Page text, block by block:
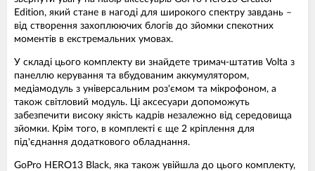
Edition, який стане в нагоді для широкого спектру завдань –
від створення захоплюючих блогів до зйомки спекотних
моментів в екстремальних умовах.
У складі цього комплекту ви знайдете тримач-штатив Volta з
панеллю керування та вбудованим аккумулятором,
медіамодуль з універсальним роз'ємом та мікрофоном, а
також світловий модуль. Ці аксесуари допоможуть
забезпечити високу якість кадрів незалежно від середовища
зйомки. Крім того, в комплекті є ще 2 кріплення для
під'єднання додаткового обладнання.
GoPro HERO13 Black, яка також увійшла до цього комплекту,